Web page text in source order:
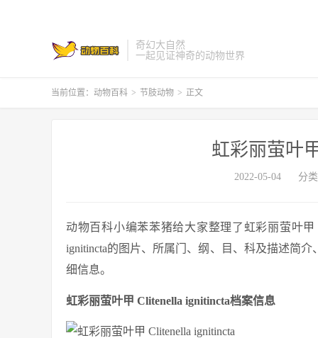
奇幻大自然
一起见证神奇的动物世界
当前位置： 动物百科 > 节肢动物 > 正文
虹彩丽萤叶
2022-05-04 分类
动物百科小编苯苯猪给大家整理了虹彩丽萤叶甲
ignitincta的图片、所属门、纲、目、科及描述简
细信息。
虹彩丽萤叶甲 Clitenella ignitincta档案信息